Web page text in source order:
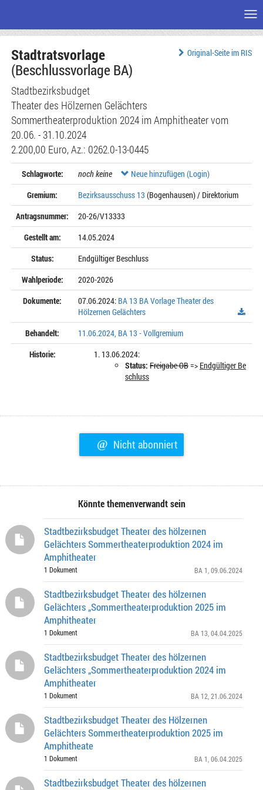
Seiteninhalt
Original-Seite im RIS
Stadtratsvorlage
(Beschlussvorlage BA)
Stadtbezirksbudget
Theater des Hölzernen Gelächters
Sommertheaterproduktion 2024 im Amphitheater vom
20.06. - 31.10.2024
2.200,00 Euro, Az.: 0262.0-13-0445
Schlagworte: noch keine
Neue hinzufügen (Login)
Gremium:
Bezirksausschuss 13 (Bogenhausen) / Direktorium
Antragsnummer:
20-26/V13333
Gestellt am:
14.05.2024
Status:
Endgültiger Beschluss
Wahlperiode:
2020-2026
Dokumente:
07.06.2024: BA 13 BA Vorlage Theater des
Hölzernen Gelächters
Behandelt:
11.06.2024, BA 13 - Vollgremium
Historie:
13.06.2024:
Status: Freigabe OB=> Endgültiger Be
schluss
@ Nicht abonniert
Könnte themenverwandt sein
Stadtbezirksbudget Theater des hölzernen
Gelächters Sommertheaterproduktion 2024 im
Amphitheater
1 Dokument BA 1 , 09.06.2024
Stadtbezirksbudget Theater des hölzernen
Gelächters „Sommertheaterproduktion 2025 im
Amphitheater
1 Dokument BA 13 , 04.04.2025
Stadtbezirksbudget Theater des hölzernen
Gelächters „Sommertheaterproduktion 2024 im
Amphitheater
1 Dokument BA 12 , 21.06.2024
Stadtbezirksbudget Theater des Hölzernen
Gelächters Sommertheaterproduktion 2025 im
Amphitheate
1 Dokument BA 1 , 06.04.2025
Stadtbezirksbudget Theater des hölzernen